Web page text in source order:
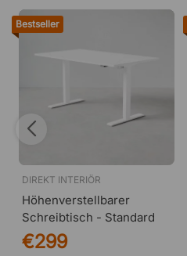
Bestseller
DIREKT INTERIÖR
Höhenverstellbarer
Schreibtisch - Standard
€299